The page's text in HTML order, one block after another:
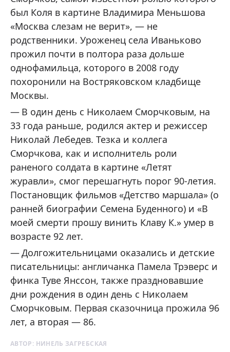
был Коля в картине Владимира Меньшова
«Москва слезам не верит», — не
родственники. Уроженец села Иваньково
прожил почти в полтора раза дольше
однофамильца, которого в 2008 году
похоронили на Востряковском кладбище
Москвы.
В один день с Николаем Сморчковым, на
33 года раньше, родился актер и режиссер
Николай Лебедев. Тезка и коллега
Сморчкова, как и исполнитель роли
раненого солдата в картине «Летят
журавли», смог перешагнуть порог 90-летия.
Постановщик фильмов «Детство маршала» (о
ранней биографии Семена Буденного) и «В
моей смерти прошу винить Клаву К.» умер в
возрасте 92 лет.
Долгожительницами оказались и детские
писательницы: англичанка Памела Трэверс и
финка Туве Янссон, также праздновавшие
дни рождения в один день с Николаем
Сморчковым. Первая сказочница прожила 96
лет, а вторая — 86.
АВТОР: НИНЕЛЬ ЗАГРЕБСКАЯ